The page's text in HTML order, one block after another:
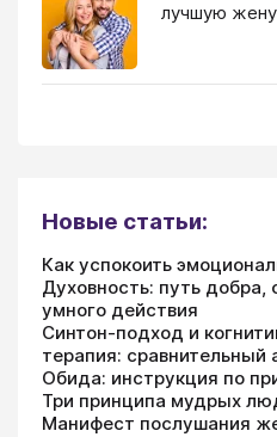
лучшую
Новые статьи:
Как успокоить
Духовность: путь добра,
умного действия
Синтон-подход и
терапия: сравнительный
Обида: инструкция по
Три принципа мудрых
Манифест послушания